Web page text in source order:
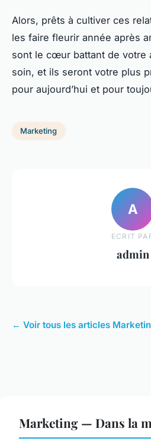
Alors, prêts à cultiver ces
les faire fleurir année après
sont le cœur battant de votre
soin, et ils seront votre plus
pour aujourd’hui et pour
Marketing
A
ECRIT
admin
← Voir tous les articles
Marketing — Dans la